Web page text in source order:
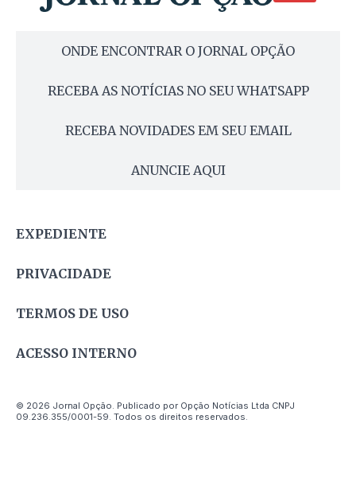
ONDE ENCONTRAR O JORNAL OPÇÃO
RECEBA AS NOTÍCIAS NO SEU WHATSAPP
RECEBA NOVIDADES EM SEU EMAIL
ANUNCIE AQUI
EXPEDIENTE
PRIVACIDADE
TERMOS DE USO
ACESSO INTERNO
© 2026 Jornal Opção. Publicado por Opção Notícias Ltda CNPJ
09.236.355/0001-59. Todos os direitos reservados.